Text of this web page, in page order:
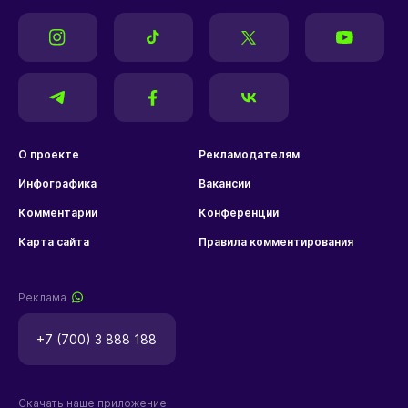
О проекте Рекламодателям
Инфографика Вакансии
Комментарии Конференции
Карта сайта Правила комментирования
Реклама
+7 (700) 3 888 188
Скачать наше приложение